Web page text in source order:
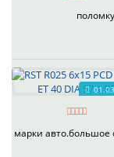
марки авто.большое